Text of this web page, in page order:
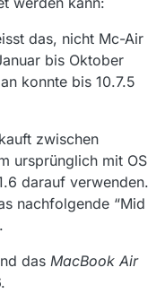
das, nicht Mc-Air
bis Oktober
konnte bis 10.7.5
zwischen
ursprünglich mit OS
darauf verwenden.
nachfolgende “Mid
das MacBook Air